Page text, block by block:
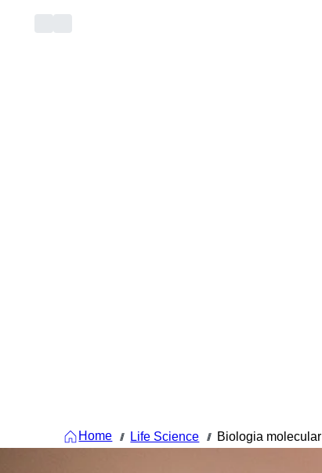
Home /// Life Science /// Biologia molecular